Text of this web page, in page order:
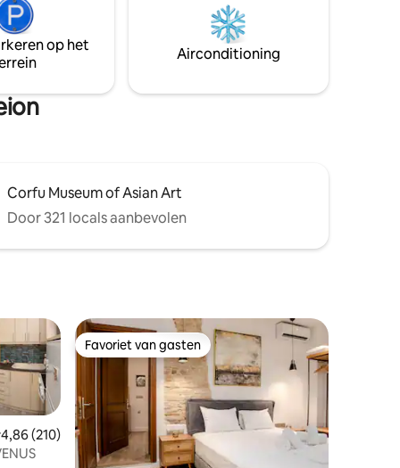
3-
eindje rijden naar het centrum van
Korfoe en de luchthaven en biedt ook
gemakkelijke toegang tot de
zandstranden van de westkust.
op het
Airconditioning
Corfu Museum of Asian Art
Door 321 locals aanbevolen
beoordeling van 4,86 op 5, 210 recensies
4,86 (210)
Favoriet van gasten
Favoriet van gasten